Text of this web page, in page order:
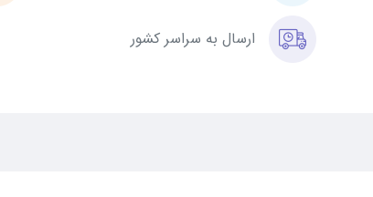
ارسال به سراسر کشور